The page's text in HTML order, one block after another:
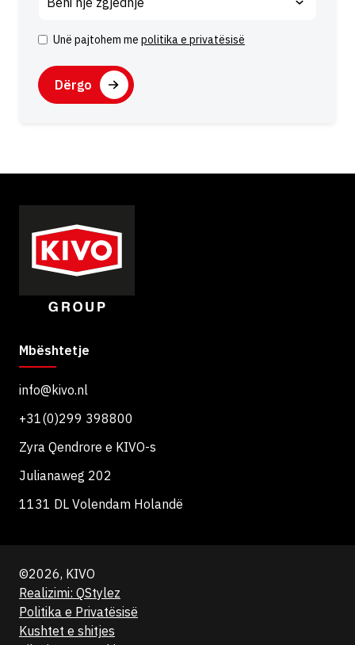
P
l
q
Unë pajtohem me politika e privatësisë
C
A
Mbështetje
info@kivo.nl
+31(0)299 398800
Zyra Qendrore e KIVO-s
Julianaweg 202
1131 DL Volendam Holandë
©2026, KIVO
Realizimi: QStylez
Politika e Privatësisë
Kushtet e shitjes